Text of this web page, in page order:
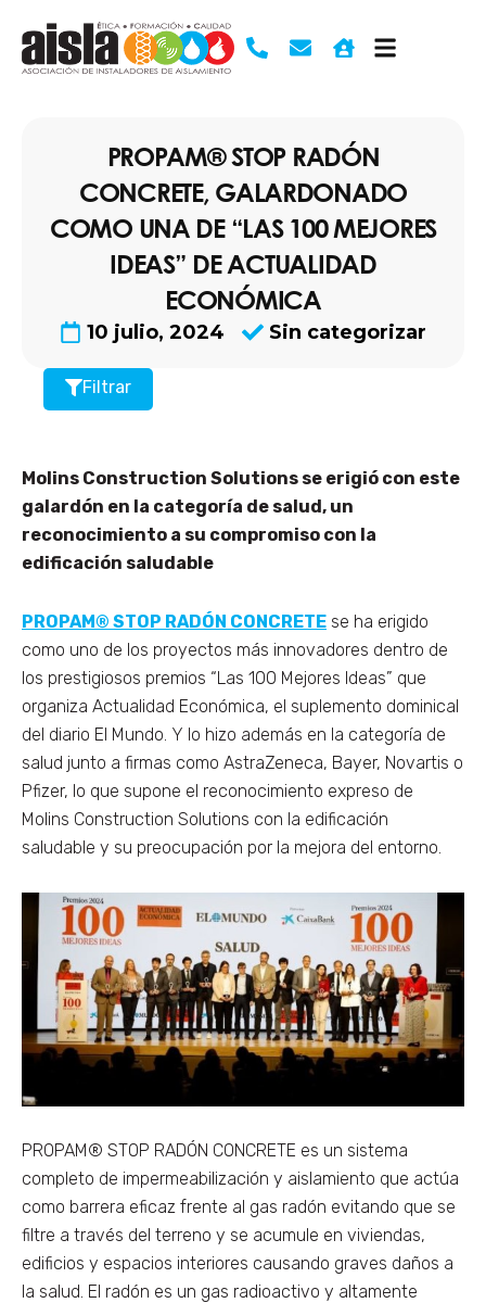
contenido
PROPAM® STOP RADÓN
CONCRETE, GALARDONADO
COMO UNA DE “LAS 100 MEJORES
IDEAS” DE ACTUALIDAD
ECONÓMICA
10 julio, 2024 Sin categorizar
Filtrar
Molins Construction Solutions se erigió con este
galardón en la categoría de salud, un
reconocimiento a su compromiso con la
edificación saludable
PROPAM® STOP RADÓN CONCRETE se ha erigido
como uno de los proyectos más innovadores dentro de
los prestigiosos premios “Las 100 Mejores Ideas” que
organiza Actualidad Económica, el suplemento dominical
del diario El Mundo. Y lo hizo además en la categoría de
salud junto a firmas como AstraZeneca, Bayer, Novartis o
Pfizer, lo que supone el reconocimiento expreso de
Molins Construction Solutions con la edificación
saludable y su preocupación por la mejora del entorno.
PROPAM® STOP RADÓN CONCRETE es un sistema
completo de impermeabilización y aislamiento que actúa
como barrera eficaz frente al gas radón evitando que se
filtre a través del terreno y se acumule en viviendas,
edificios y espacios interiores causando graves daños a
la salud. El radón es un gas radioactivo y altamente